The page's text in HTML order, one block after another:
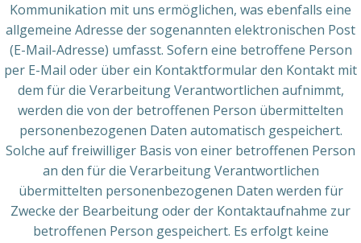
Kommunikation mit uns ermöglichen, was ebenfalls eine
allgemeine Adresse der sogenannten elektronischen Post
(E-Mail-Adresse) umfasst. Sofern eine betroffene Person
per E-Mail oder über ein Kontaktformular den Kontakt mit
dem für die Verarbeitung Verantwortlichen aufnimmt,
werden die von der betroffenen Person übermittelten
personenbezogenen Daten automatisch gespeichert.
Solche auf freiwilliger Basis von einer betroffenen Person
an den für die Verarbeitung Verantwortlichen
übermittelten personenbezogenen Daten werden für
Zwecke der Bearbeitung oder der Kontaktaufnahme zur
betroffenen Person gespeichert. Es erfolgt keine